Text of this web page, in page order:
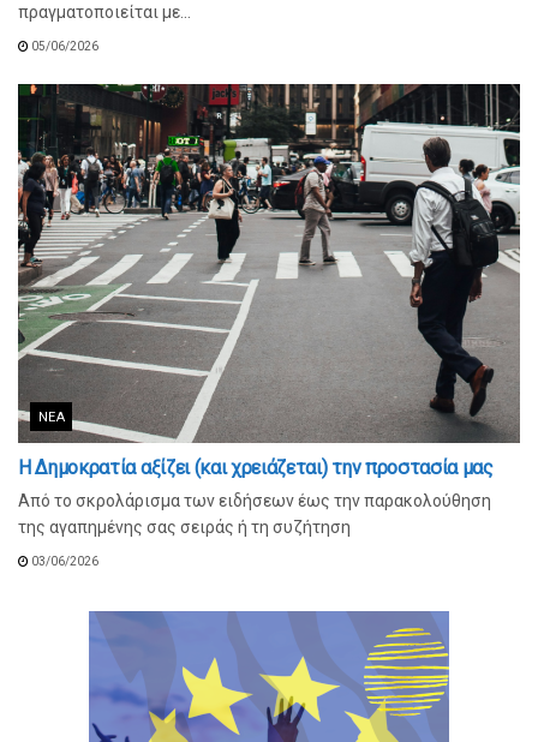
πραγματοποιείται με...
05/06/2026
ΝΈΑ
Η Δημοκρατία αξίζει (και χρειάζεται) την προστασία μας
Από το σκρολάρισμα των ειδήσεων έως την παρακολούθηση
της αγαπημένης σας σειράς ή τη συζήτηση
03/06/2026